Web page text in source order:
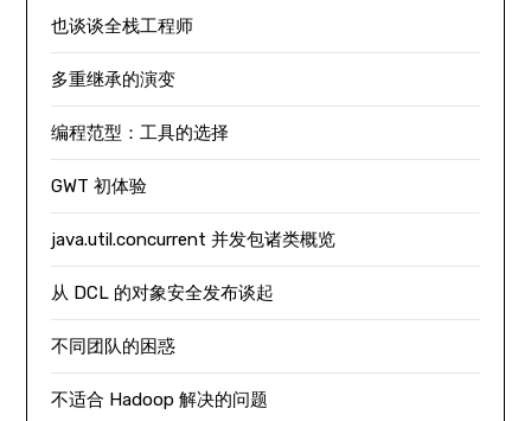
也谈谈全栈工程师
多重继承的演变
编程范型：工具的选择
GWT 初体验
java.util.concurrent 并发包诸类概览
从 DCL 的对象安全发布谈起
不同团队的困惑
不适合 Hadoop 解决的问题